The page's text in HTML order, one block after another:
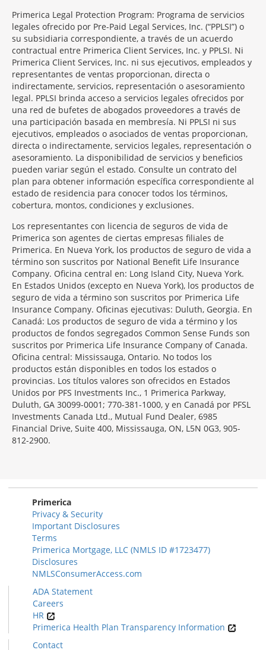
Primerica Legal Protection Program: Programa de servicios
legales ofrecido por Pre-Paid Legal Services, Inc. (“PPLSI”) o
su subsidiaria correspondiente, a través de un acuerdo
contractual entre Primerica Client Services, Inc. y PPLSI. Ni
Primerica Client Services, Inc. ni sus ejecutivos, empleados y
representantes de ventas proporcionan, directa o
indirectamente, servicios, representación o asesoramiento
legal. PPLSI brinda acceso a servicios legales ofrecidos por
una red de bufetes de abogados proveedores a través de
una participación basada en membresía. Ni PPLSI ni sus
ejecutivos, empleados o asociados de ventas proporcionan,
directa o indirectamente, servicios legales, representación o
asesoramiento. La disponibilidad de servicios y beneficios
pueden variar según el estado. Consulte un contrato del
plan para obtener información específica correspondiente al
estado de residencia para conocer todos los términos,
cobertura, montos, condiciones y exclusiones.
Morgage
Disclosures
Section
Los representantes con licencia de seguros de vida de
Primerica son agentes de ciertas empresas filiales de
Primerica. En Nueva York, los productos de seguro de vida a
término son suscritos por National Benefit Life Insurance
Company. Oficina central en: Long Island City, Nueva York.
En Estados Unidos (excepto en Nueva York), los productos de
seguro de vida a término son suscritos por Primerica Life
Insurance Company. Oficinas ejecutivas: Duluth, Georgia. En
Canadá: Los productos de seguro de vida a término y los
productos de fondos segregados Common Sense Funds son
suscritos por Primerica Life Insurance Company of Canada.
Oficina central: Mississauga, Ontario. No todos los
productos están disponibles en todos los estados o
provincias. Los títulos valores son ofrecidos en Estados
Unidos por PFS Investments Inc., 1 Primerica Parkway,
Duluth, GA 30099-0001; 770-381-1000, y en Canadá por PFSL
Investments Canada Ltd., Mutual Fund Dealer, 6985
Financial Drive, Suite 400, Mississauga, ON, L5N 0G3, 905-
812-2900.
Primerica
Privacy & Security
Important Disclosures
Terms
Primerica Mortgage, LLC (NMLS ID #1723477)
Disclosures
NMLSConsumerAccess.com
ADA Statement
Careers
HR
Primerica Health Plan Transparency Information
Contact